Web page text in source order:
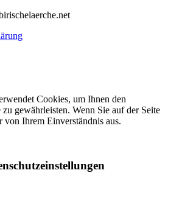
Cookies, um Ihnen den
gewährleisten. Wenn Sie auf der Seite
von Ihrem Einverständnis aus.